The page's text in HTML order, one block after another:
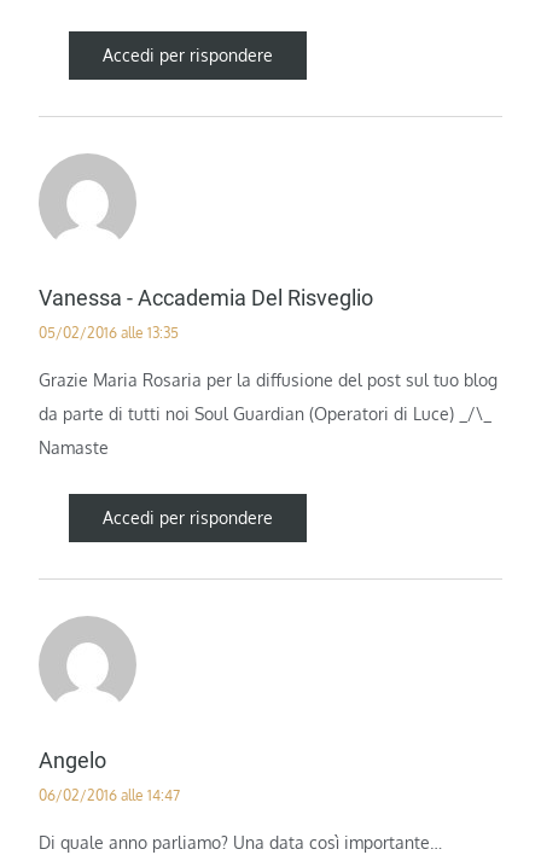
Accedi per rispondere
Vanessa - Accademia Del Risveglio
05/02/2016 alle 13:35
Grazie Maria Rosaria per la diffusione del post sul tuo blog
da parte di tutti noi Soul Guardian (Operatori di Luce) _/\_
Namaste
Accedi per rispondere
Angelo
06/02/2016 alle 14:47
Di quale anno parliamo? Una data così importante…